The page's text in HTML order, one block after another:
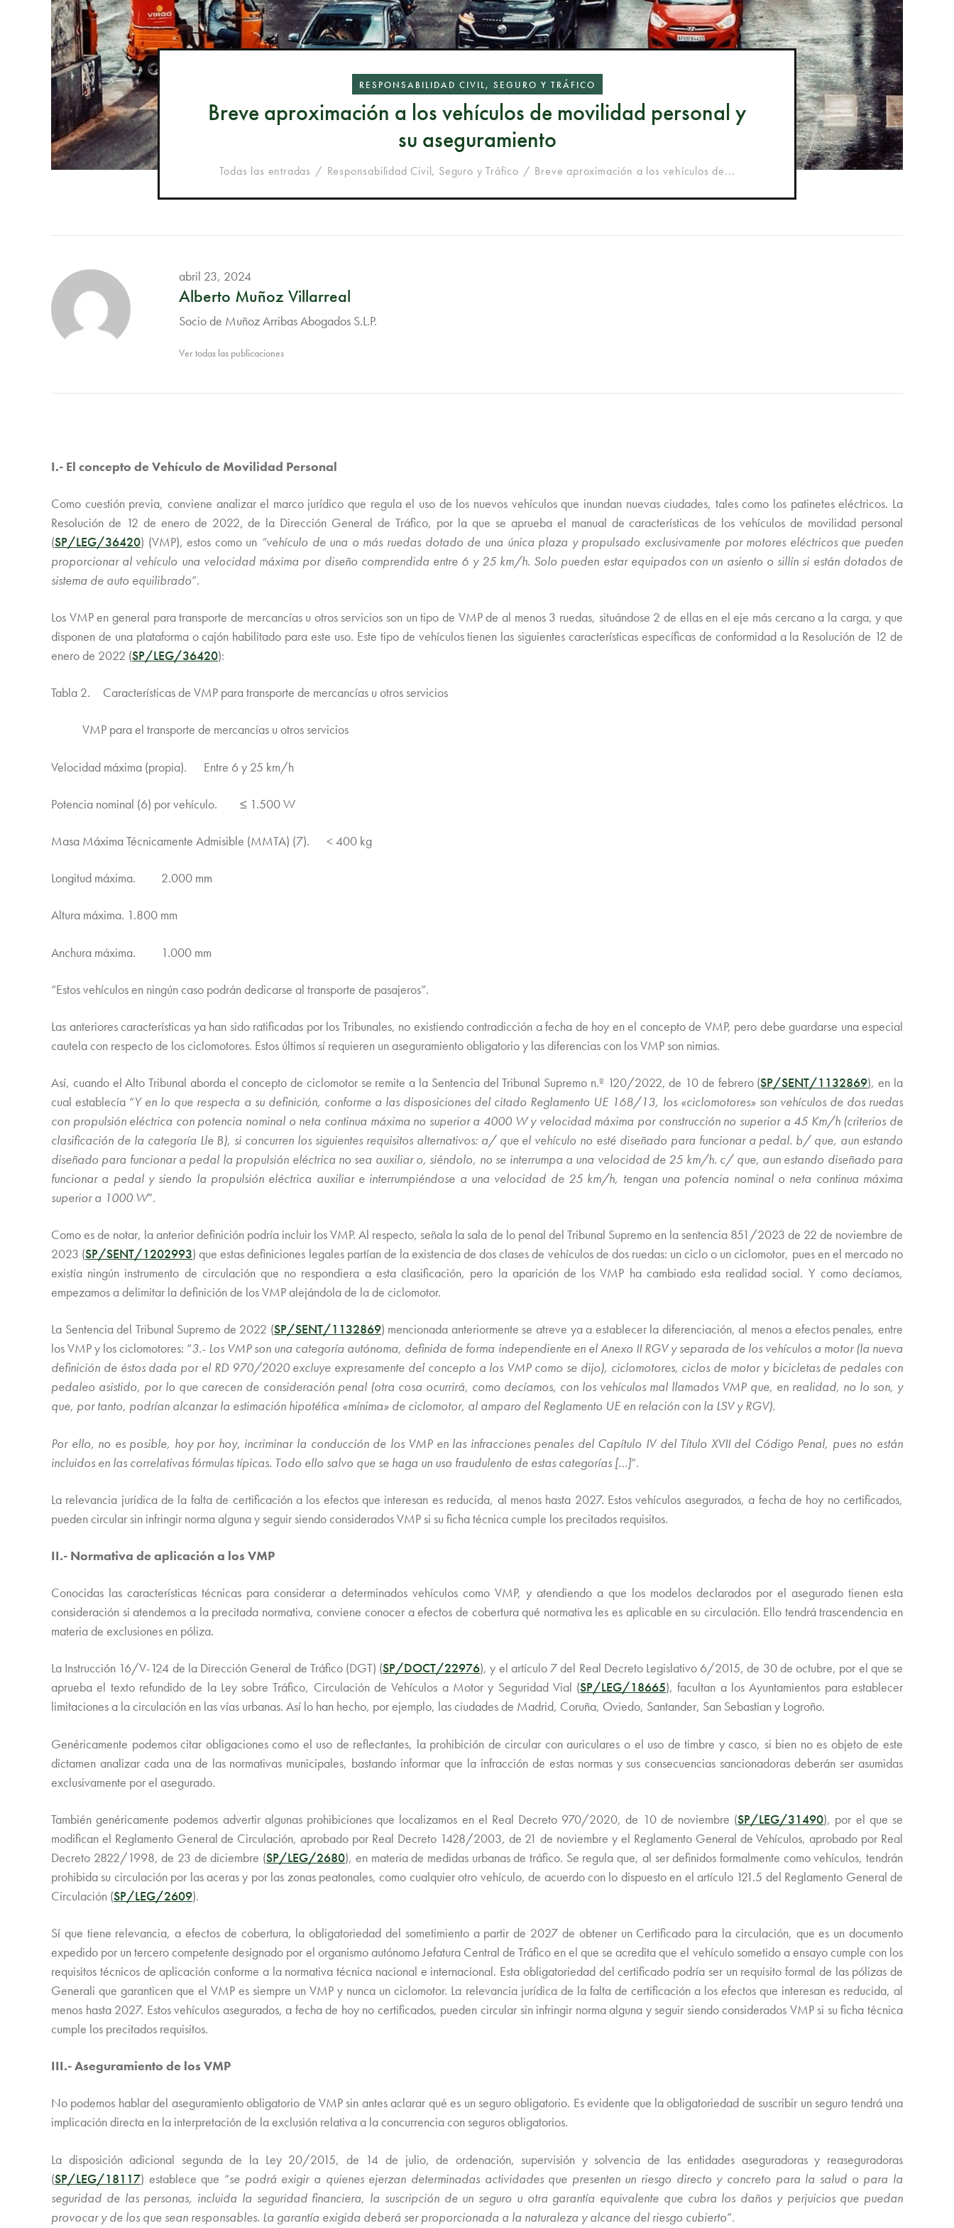
RESPONSABILIDAD CIVIL, SEGURO Y TRÁFICO
Breve aproximación a los vehículos de movilidad personal y
su aseguramiento
Todas las entradas Responsabilidad Civil, Seguro y Tráfico Breve aproximación a los vehículos de...
abril 23, 2024
Alberto Muñoz Villarreal
Socio de Muñoz Arribas Abogados S.L.P.
Ver todas las publicaciones
I.- El concepto de Vehículo de Movilidad Personal
Como cuestión previa, conviene analizar el marco jurídico que regula el uso de los nuevos vehículos que inundan nuevas ciudades, tales como los patinetes eléctricos. La
Resolución de 12 de enero de 2022, de la Dirección General de Tráfico, por la que se aprueba el manual de características de los vehículos de movilidad personal
(SP/LEG/36420) (VMP), estos como un “vehículo de una o más ruedas dotado de una única plaza y propulsado exclusivamente por motores eléctricos que pueden
proporcionar al vehículo una velocidad máxima por diseño comprendida entre 6 y 25 km/h. Solo pueden estar equipados con un asiento o sillín si están dotados de
sistema de auto equilibrado”.
Los VMP en general para transporte de mercancías u otros servicios son un tipo de VMP de al menos 3 ruedas, situándose 2 de ellas en el eje más cercano a la carga, y que
disponen de una plataforma o cajón habilitado para este uso. Este tipo de vehículos tienen las siguientes características específicas de conformidad a la Resolución de 12 de
enero de 2022 (SP/LEG/36420):
Tabla 2. Características de VMP para transporte de mercancías u otros servicios
VMP para el transporte de mercancías u otros servicios
Velocidad máxima (propia). Entre 6 y 25 km/h
Potencia nominal (6) por vehículo. ≤ 1.500 W
Masa Máxima Técnicamente Admisible (MMTA) (7). < 400 kg
Longitud máxima. 2.000 mm
Altura máxima. 1.800 mm
Anchura máxima. 1.000 mm
“Estos vehículos en ningún caso podrán dedicarse al transporte de pasajeros”.
Las anteriores características ya han sido ratificadas por los Tribunales, no existiendo contradicción a fecha de hoy en el concepto de VMP, pero debe guardarse una especial
cautela con respecto de los ciclomotores. Estos últimos sí requieren un aseguramiento obligatorio y las diferencias con los VMP son nimias.
Así, cuando el Alto Tribunal aborda el concepto de ciclomotor se remite a la Sentencia del Tribunal Supremo n.º 120/2022, de 10 de febrero (SP/SENT/1132869), en la
cual establecía “Y en lo que respecta a su definición, conforme a las disposiciones del citado Reglamento UE 168/13, los «ciclomotores» son vehículos de dos ruedas
con propulsión eléctrica con potencia nominal o neta continua máxima no superior a 4000 W y velocidad máxima por construcción no superior a 45 Km/h (criterios de
clasificación de la categoría Lle B), si concurren los siguientes requisitos alternativos: a/ que el vehículo no esté diseñado para funcionar a pedal. b/ que, aun estando
diseñado para funcionar a pedal la propulsión eléctrica no sea auxiliar o, siéndolo, no se interrumpa a una velocidad de 25 km/h. c/ que, aun estando diseñado para
funcionar a pedal y siendo la propulsión eléctrica auxiliar e interrumpiéndose a una velocidad de 25 km/h, tengan una potencia nominal o neta continua máxima
superior a 1000 W”.
Como es de notar, la anterior definición podría incluir los VMP. Al respecto, señala la sala de lo penal del Tribunal Supremo en la sentencia 851/2023 de 22 de noviembre de
2023 (SP/SENT/1202993) que estas definiciones legales partían de la existencia de dos clases de vehículos de dos ruedas: un ciclo o un ciclomotor, pues en el mercado no
existía ningún instrumento de circulación que no respondiera a esta clasificación, pero la aparición de los VMP ha cambiado esta realidad social. Y como decíamos,
empezamos a delimitar la definición de los VMP alejándola de la de ciclomotor.
La Sentencia del Tribunal Supremo de 2022 (SP/SENT/1132869) mencionada anteriormente se atreve ya a establecer la diferenciación, al menos a efectos penales, entre
los VMP y los ciclomotores: “3.- Los VMP son una categoría autónoma, definida de forma independiente en el Anexo II RGV y separada de los vehículos a motor (la nueva
definición de éstos dada por el RD 970/2020 excluye expresamente del concepto a los VMP como se dijo), ciclomotores, ciclos de motor y bicicletas de pedales con
pedaleo asistido, por lo que carecen de consideración penal (otra cosa ocurrirá, como decíamos, con los vehículos mal llamados VMP que, en realidad, no lo son, y
que, por tanto, podrían alcanzar la estimación hipotética «mínima» de ciclomotor, al amparo del Reglamento UE en relación con la LSV y RGV).
Por ello, no es posible, hoy por hoy, incriminar la conducción de los VMP en las infracciones penales del Capítulo IV del Título XVII del Código Penal, pues no están
incluidos en las correlativas fórmulas típicas. Todo ello salvo que se haga un uso fraudulento de estas categorías […]”.
La relevancia jurídica de la falta de certificación a los efectos que interesan es reducida, al menos hasta 2027. Estos vehículos asegurados, a fecha de hoy no certificados,
pueden circular sin infringir norma alguna y seguir siendo considerados VMP si su ficha técnica cumple los precitados requisitos.
II.- Normativa de aplicación a los VMP
Conocidas las características técnicas para considerar a determinados vehículos como VMP, y atendiendo a que los modelos declarados por el asegurado tienen esta
consideración si atendemos a la precitada normativa, conviene conocer a efectos de cobertura qué normativa les es aplicable en su circulación. Ello tendrá trascendencia en
materia de exclusiones en póliza.
La Instrucción 16/V-124 de la Dirección General de Tráfico (DGT) (SP/DOCT/22976), y el artículo 7 del Real Decreto Legislativo 6/2015, de 30 de octubre, por el que se
aprueba el texto refundido de la Ley sobre Tráfico, Circulación de Vehículos a Motor y Seguridad Vial (SP/LEG/18665), facultan a los Ayuntamientos para establecer
limitaciones a la circulación en las vías urbanas. Así lo han hecho, por ejemplo, las ciudades de Madrid, Coruña, Oviedo, Santander, San Sebastian y Logroño.
Genéricamente podemos citar obligaciones como el uso de reflectantes, la prohibición de circular con auriculares o el uso de timbre y casco, si bien no es objeto de este
dictamen analizar cada una de las normativas municipales, bastando informar que la infracción de estas normas y sus consecuencias sancionadoras deberán ser asumidas
exclusivamente por el asegurado.
También genéricamente podemos advertir algunas prohibiciones que localizamos en el Real Decreto 970/2020, de 10 de noviembre (SP/LEG/31490), por el que se
modifican el Reglamento General de Circulación, aprobado por Real Decreto 1428/2003, de 21 de noviembre y el Reglamento General de Vehículos, aprobado por Real
Decreto 2822/1998, de 23 de diciembre (SP/LEG/2680), en materia de medidas urbanas de tráfico. Se regula que, al ser definidos formalmente como vehículos, tendrán
prohibida su circulación por las aceras y por las zonas peatonales, como cualquier otro vehículo, de acuerdo con lo dispuesto en el artículo 121.5 del Reglamento General de
Circulación (SP/LEG/2609).
Sí que tiene relevancia, a efectos de cobertura, la obligatoriedad del sometimiento a partir de 2027 de obtener un Certificado para la circulación, que es un documento
expedido por un tercero competente designado por el organismo autónomo Jefatura Central de Tráfico en el que se acredita que el vehículo sometido a ensayo cumple con los
requisitos técnicos de aplicación conforme a la normativa técnica nacional e internacional. Esta obligatoriedad del certificado podría ser un requisito formal de las pólizas de
Generali que garanticen que el VMP es siempre un VMP y nunca un ciclomotor. La relevancia jurídica de la falta de certificación a los efectos que interesan es reducida, al
menos hasta 2027. Estos vehículos asegurados, a fecha de hoy no certificados, pueden circular sin infringir norma alguna y seguir siendo considerados VMP si su ficha técnica
cumple los precitados requisitos.
III.- Aseguramiento de los VMP
No podemos hablar del aseguramiento obligatorio de VMP sin antes aclarar qué es un seguro obligatorio. Es evidente que la obligatoriedad de suscribir un seguro tendrá una
implicación directa en la interpretación de la exclusión relativa a la concurrencia con seguros obligatorios.
La disposición adicional segunda de la Ley 20/2015, de 14 de julio, de ordenación, supervisión y solvencia de las entidades aseguradoras y reaseguradoras
(SP/LEG/18117) establece que “se podrá exigir a quienes ejerzan determinadas actividades que presenten un riesgo directo y concreto para la salud o para la
seguridad de las personas, incluida la seguridad financiera, la suscripción de un seguro u otra garantía equivalente que cubra los daños y perjuicios que puedan
provocar y de los que sean responsables. La garantía exigida deberá ser proporcionada a la naturaleza y alcance del riesgo cubierto”.